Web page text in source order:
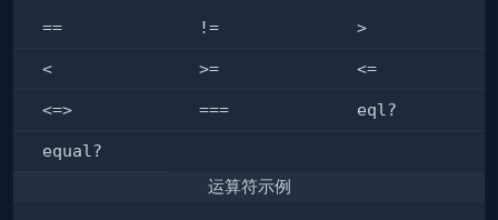
== != >
< >= <=
<=> === eql?
equal?
运算符示例